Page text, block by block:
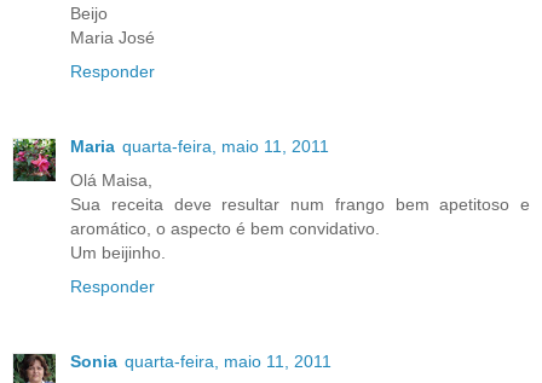
Beijo
Maria José
Responder
Maria quarta-feira, maio 11, 2011
Olá Maisa,
Sua receita deve resultar num frango bem apetitoso e
aromático, o aspecto é bem convidativo.
Um beijinho.
Responder
Sonia quarta-feira, maio 11, 2011